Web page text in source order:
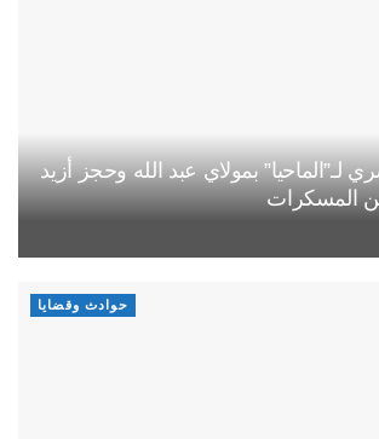
بمولاي عبد الله وحجز أزيد
حوادث وقضايا